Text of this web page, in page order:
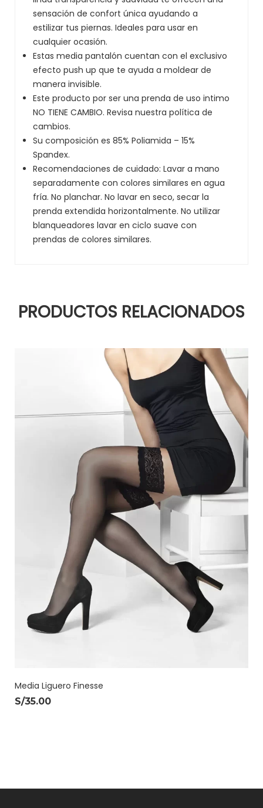
sensación de confort única ayudando a
estilizar tus piernas. Ideales para usar en
cualquier ocasión.
Estas media pantalón cuentan con el exclusivo
efecto push up que te ayuda a moldear de
manera invisible.
Este producto por ser una prenda de uso intimo
NO TIENE CAMBIO. Revisa nuestra política de
cambios.
Su composición es 85% Poliamida – 15%
Spandex.
Recomendaciones de cuidado: Lavar a mano
separadamente con colores similares en agua
fría. No planchar. No lavar en seco, secar la
prenda extendida horizontalmente. No utilizar
blanqueadores lavar en ciclo suave con
prendas de colores similares.
PRODUCTOS RELACIONADOS
Media Liguero Finesse
S/35.00